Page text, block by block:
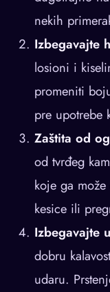
nekih
Izbegavajte
losioni i
promeniti
pre upotrebe
Zaštita od
od tvrđeg
koje ga
kesice ili
Izbegavajte
dobru
udaru.